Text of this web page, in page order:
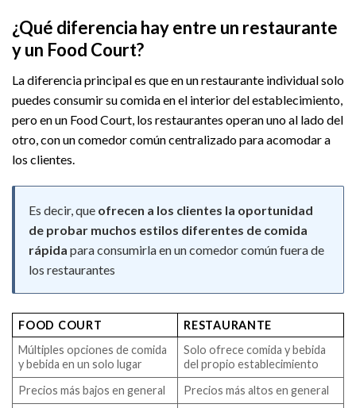
¿Qué diferencia hay entre un restaurante
y un Food Court?
La diferencia principal es que en un restaurante individual solo
puedes consumir su comida en el interior del establecimiento,
pero en un Food Court, los restaurantes operan uno al lado del
otro, con un comedor común centralizado para acomodar a
los clientes.
Es decir, que ofrecen a los clientes la oportunidad
de probar muchos estilos diferentes de comida
rápida para consumirla en un comedor común fuera de
los restaurantes
FOOD COURT
RESTAURANTE
Múltiples opciones de comida
y bebida en un solo lugar
Solo ofrece comida y bebida
del propio establecimiento
Precios más bajos en general
Precios más altos en general